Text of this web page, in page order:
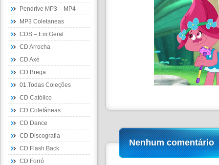
Pendrive MP3 – MP4
MP3 Coletaneas
CDS – Em Geral
CD Arrocha
CD Axé
CD Brega
01.Todas Coleções
CD Católico
CD Coletâneas
CD Dance
CD Discografia
CD Flash Back
CD Forró
Nenhum comentário